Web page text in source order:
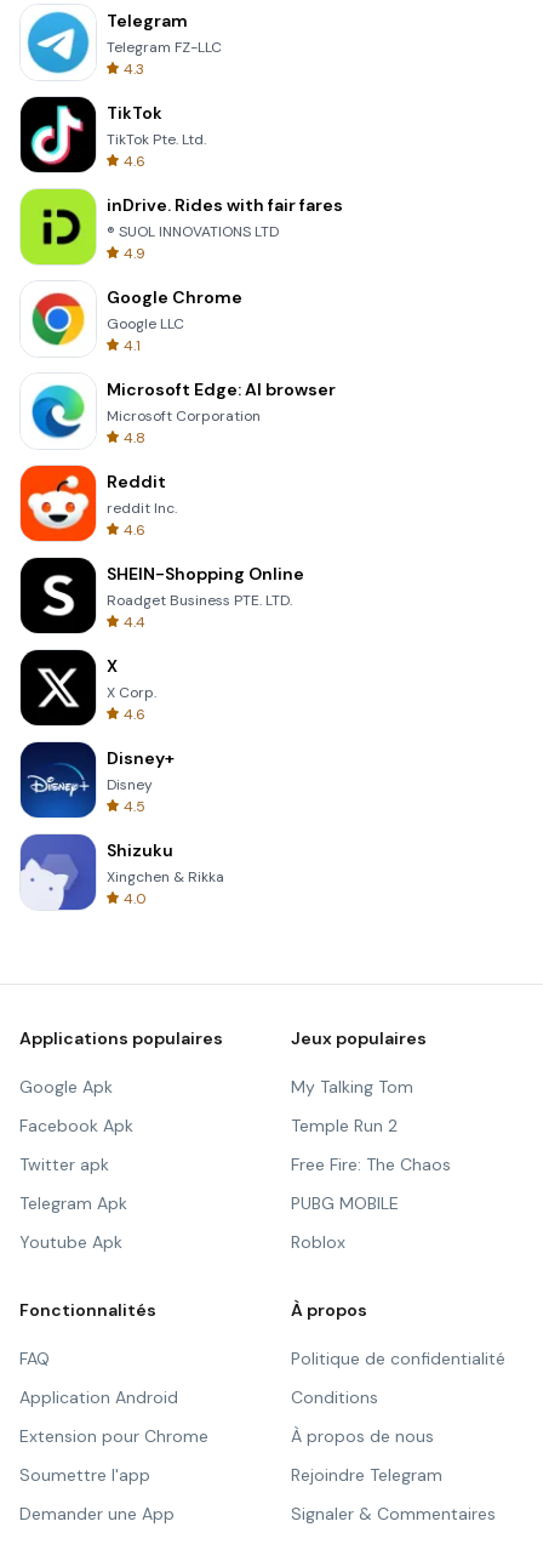
Telegram
Telegram FZ-LLC
4.3
TikTok
TikTok Pte. Ltd.
4.6
inDrive. Rides with fair fares
® SUOL INNOVATIONS LTD
4.9
Google Chrome
Google LLC
4.1
Microsoft Edge: AI browser
Microsoft Corporation
4.8
Reddit
reddit Inc.
4.6
SHEIN-Shopping Online
Roadget Business PTE. LTD.
4.4
X
X Corp.
4.6
Disney+
Disney
4.5
Shizuku
Xingchen & Rikka
4.0
Applications populaires
Google Apk
Facebook Apk
Twitter apk
Telegram Apk
Youtube Apk
Jeux populaires
My Talking Tom
Temple Run 2
Free Fire: The Chaos
PUBG MOBILE
Roblox
Fonctionnalités
FAQ
Application Android
Extension pour Chrome
Soumettre l'app
Demander une App
À propos
Politique de confidentialité
Conditions
À propos de nous
Rejoindre Telegram
Signaler & Commentaires